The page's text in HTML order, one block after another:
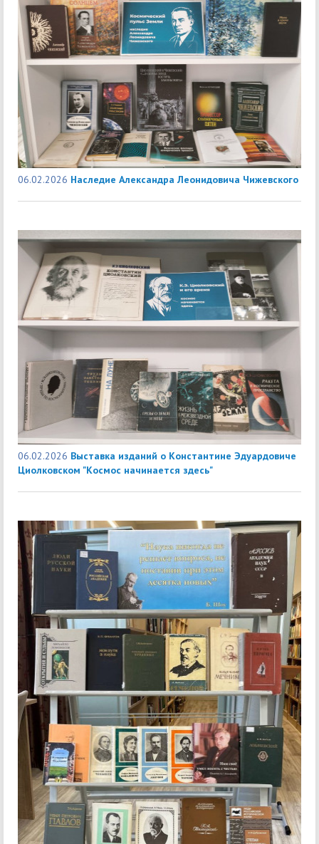
06.02.2026 Наследие Александра Леонидовича Чижевского
06.02.2026 Выставка изданий о Константине Эдуардовиче
Циолковском "Космос начинается здесь"